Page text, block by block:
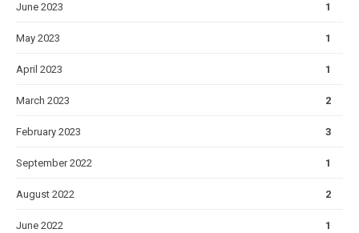
June 2023 1
May 2023 1
April 2023 1
March 2023 2
February 2023 3
September 2022 1
August 2022 2
June 2022 1